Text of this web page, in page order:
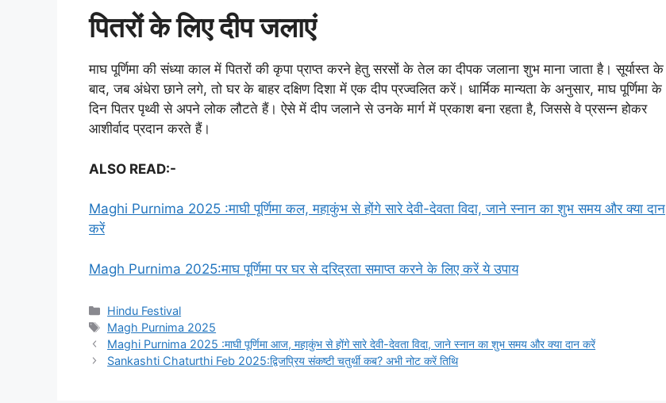
पितरों के लिए दीप जलाएं
माघ पूर्णिमा की संध्या काल में पितरों की कृपा प्राप्त करने हेतु सरसों के तेल का दीपक जलाना शुभ माना जाता है। सूर्यास्त के
बाद, जब अंधेरा छाने लगे, तो घर के बाहर दक्षिण दिशा में एक दीप प्रज्वलित करें। धार्मिक मान्यता के अनुसार, माघ पूर्णिमा के
दिन पितर पृथ्वी से अपने लोक लौटते हैं। ऐसे में दीप जलाने से उनके मार्ग में प्रकाश बना रहता है, जिससे वे प्रसन्न होकर
आशीर्वाद प्रदान करते हैं।
ALSO READ:-
Maghi Purnima 2025 :माघी पूर्णिमा कल, महाकुंभ से होंगे सारे देवी-देवता विदा, जाने स्नान का शुभ समय और क्या दान
करें
Magh Purnima 2025:माघ पूर्णिमा पर घर से दरिद्रता समाप्त करने के लिए करें ये उपाय
Categories
Hindu Festival
Tags
Magh Purnima 2025
Maghi Purnima 2025 :माघी पूर्णिमा आज, महाकुंभ से होंगे सारे देवी-देवता विदा, जाने स्नान का शुभ समय और क्या दान करें
Sankashti Chaturthi Feb 2025:द्विजप्रिय संकष्टी चतुर्थी कब? अभी नोट करें तिथि